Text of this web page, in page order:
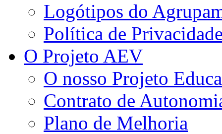
Logótipos do
Política de
O Projeto AEV
O nosso Projeto
Contrato de
Plano de Melhoria